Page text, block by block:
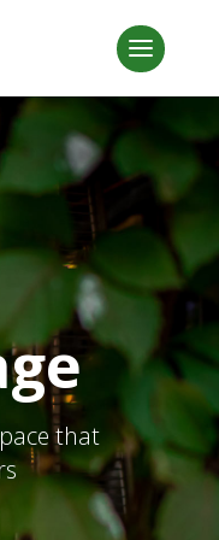
that